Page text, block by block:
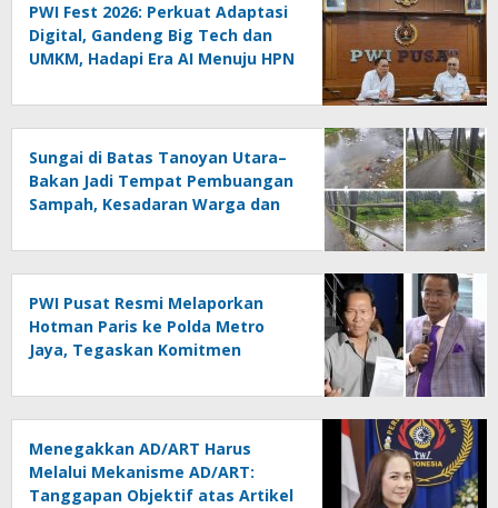
PWI Fest 2026: Perkuat Adaptasi
Digital, Gandeng Big Tech dan
UMKM, Hadapi Era AI Menuju HPN
Sungai di Batas Tanoyan Utara–
Bakan Jadi Tempat Pembuangan
Sampah, Kesadaran Warga dan
Dipertanyakan
PWI Pusat Resmi Melaporkan
Hotman Paris ke Polda Metro
Jaya, Tegaskan Komitmen
Menegakkan AD/ART Harus
Melalui Mekanisme AD/ART:
Tanggapan Objektif atas Artikel